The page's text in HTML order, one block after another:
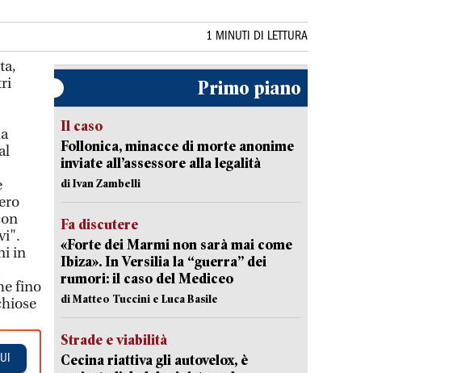
1 MINUTI DI LETTURA
in
fino
Primo piano
Il caso
Follonica, minacce di morte anonime
inviate all’assessore alla legalità
di Ivan Zambelli
Fa discutere
«Forte dei Marmi non sarà mai come
Ibiza». In Versilia la “guerra” dei
rumori: il caso del Mediceo
di Matteo Tuccini e Luca Basile
Strade e viabilità
Cecina riattiva gli autovelox, è